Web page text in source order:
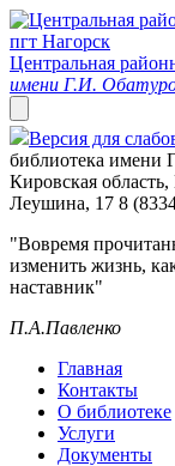
Центральная
имени Г.И.
Версия для
библиотека имени
Кировская
Леушина, 17 8
"Вовремя
изменить жизнь,
наставник"
П.А.Павленко
Главная
Контакты
О библиотеке
Услуги
Документы